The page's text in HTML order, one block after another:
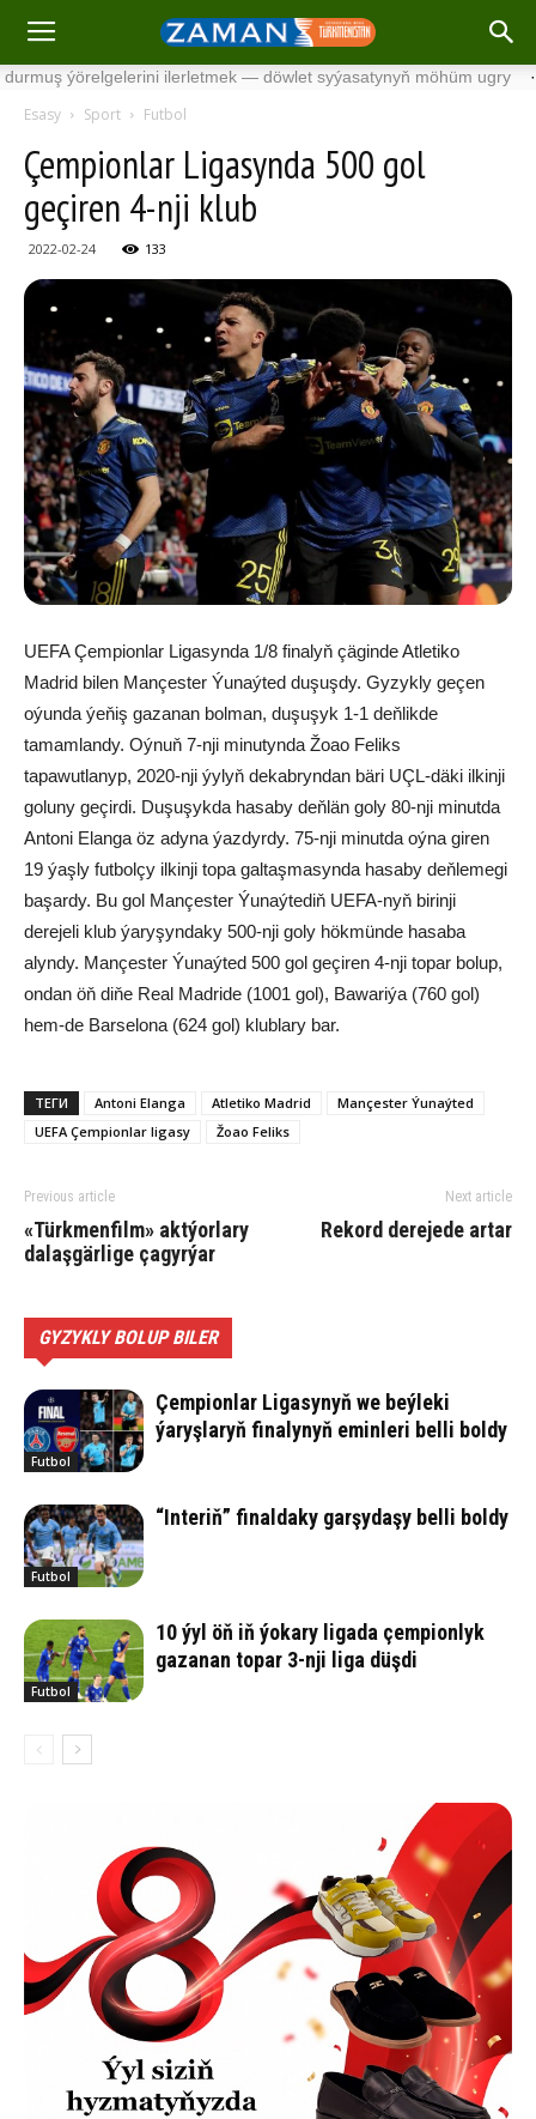
ýörelgelerini ilerletmek — döwlet syýasatynyň möhüm ugry ·
Esasy Sport Futbol
Çempionlar Ligasynda 500 gol
geçiren 4-nji klub
2022-02-24 133
UEFA Çempionlar Ligasynda 1/8 finalyň çäginde Atletiko
Madrid bilen Mançester Ýunaýted duşuşdy. Gyzykly geçen
oýunda ýeňiş gazanan bolman, duşuşyk 1-1 deňlikde
tamamlandy. Oýnuň 7-nji minutynda Žoao Feliks
tapawutlanyp, 2020-nji ýylyň dekabryndan bäri UÇL-däki ilkinji
goluny geçirdi. Duşuşykda hasaby deňlän goly 80-nji minutda
Antoni Elanga öz adyna ýazdyrdy. 75-nji minutda oýna giren
19 ýaşly futbolçy ilkinji topa galtaşmasynda hasaby deňlemegi
başardy. Bu gol Mançester Ýunaýtediň UEFA-nyň birinji
derejeli klub ýaryşyndaky 500-nji goly hökmünde hasaba
alyndy. Mançester Ýunaýted 500 gol geçiren 4-nji topar bolup,
ondan öň diňe Real Madride (1001 gol), Bawariýa (760 gol)
hem-de Barselona (624 gol) klublary bar.
ТЕГИ Antoni Elanga Atletiko Madrid
Mançester Ýunaýted
UEFA Çempionlar ligasy
Žoao Feliks
Previous article
«Türkmenfilm» aktýorlary
dalaşgärlige çagyrýar
Next article
Rekord derejede artar
GYZYKLY BOLUP BILER
Futbol
Çempionlar Ligasynyň we beýleki
ýaryşlaryň finalynyň eminleri belli boldy
Futbol
“Interiň” finaldaky garşydaşy belli boldy
Futbol
10 ýyl öň iň ýokary ligada çempionlyk
gazanan topar 3-nji liga düşdi